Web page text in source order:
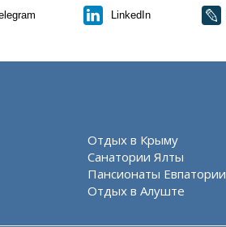
LinkedIn
Отдых в Крыму
Санатории Ялты
Пансионаты Евпатории
Отдых в Алуште